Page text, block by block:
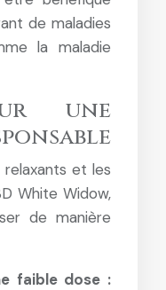
de maladies
la maladie
une
et les
White Widow,
de manière
faible dose :